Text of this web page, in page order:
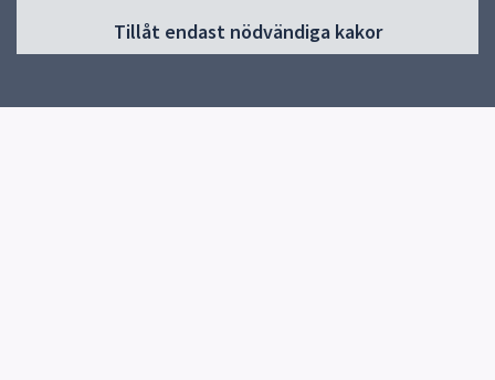
Tillåt endast nödvändiga kakor
Gottsunda allaktivitetshus